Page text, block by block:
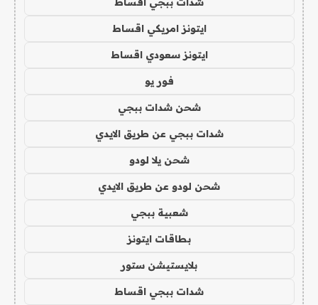
ايتونز امريكي اقساط
ايتونز سعودي اقساط
فور يو
شحن شدات ببجي
شدات ببجي عن طريق الايدي
شحن يلا لودو
شحن لودو عن طريق الايدي
شعبية ببجي
بطاقات ايتونز
بلايستيشن ستور
شدات ببجي اقساط